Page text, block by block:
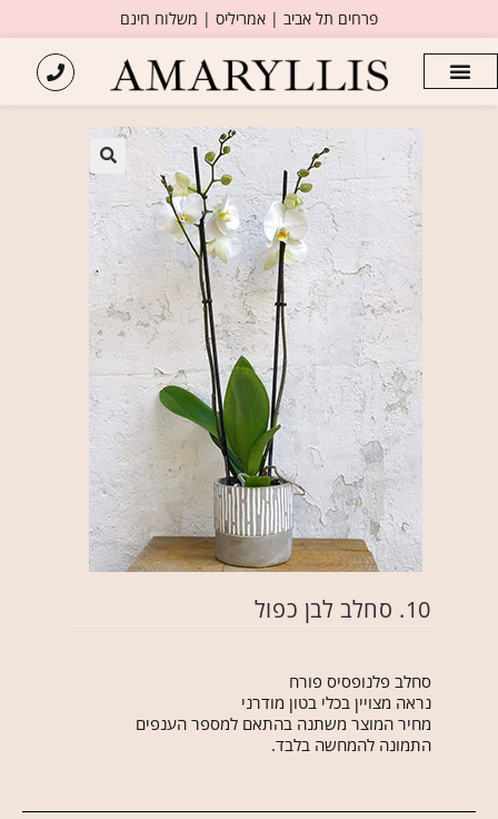
פרחים תל אביב | אמריליס | משלוח חינם
10. סחלב לבן כפול
סחלב פלנופסיס פורח
נראה מצויין בכלי בטון מודרני
מחיר המוצר משתנה בהתאם למספר הענפים
התמונה להמחשה בלבד.